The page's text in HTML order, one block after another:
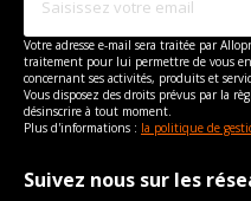
Votre adresse e-mail sera traitée par
traitement pour lui permettre de vous
concernant ses activités, produits et
Vous disposez des droits prévus par la
désinscrire à tout moment.
Plus d'informations : la politique de
Suivez nous sur les